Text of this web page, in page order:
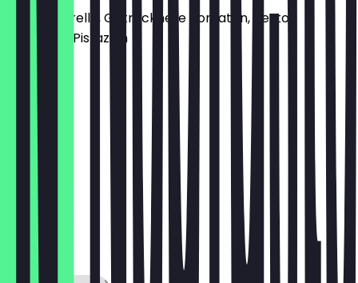
mit Mozzarella, Getrocknete Tomaten, Pesto,
Gehackte Pistazien
14,50 €